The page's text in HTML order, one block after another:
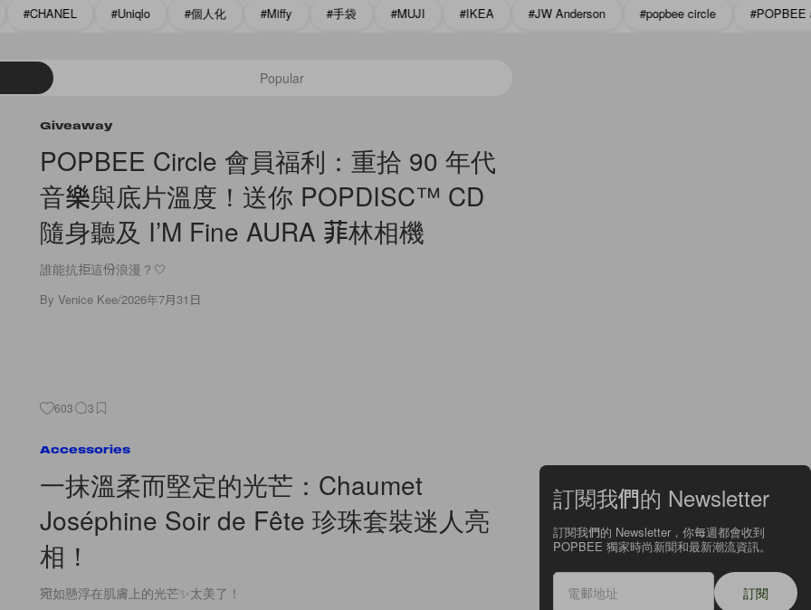
#Uniqlo #個人化 #Miffy #手袋 #MUJI #IKEA #JW Anderson #popbee circle #POPBEE app
Popular
Giveaway
POPBEE Circle 會員福利：重拾 90 年代
音樂與底片溫度！送你 POPDISC™ CD
隨身聽及 I’M Fine AURA 菲林相機
誰能抗拒這份浪漫？🤍
By Venice Kee/2026年7月31日
603 3
Accessories
一抹溫柔而堅定的光芒：Chaumet
Joséphine Soir de Fête 珍珠套裝迷人亮
相！
宛如懸浮在肌膚上的光芒✨太美了！
訂閱我們的 Newsletter
訂閱我們的 Newsletter，你每週都會收到
POPBEE 獨家時尚新聞和最新潮流資訊。
訂閱